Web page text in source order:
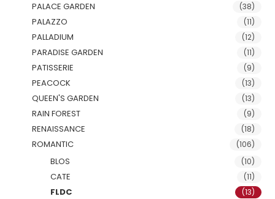
PALACE GARDEN (38)
PALAZZO (11)
PALLADIUM (12)
PARADISE GARDEN (11)
PATISSERIE (9)
PEACOCK (13)
QUEEN'S GARDEN (13)
RAIN FOREST (9)
RENAISSANCE (18)
ROMANTIC (106)
BLOS (10)
CATE (11)
FLDC (13)